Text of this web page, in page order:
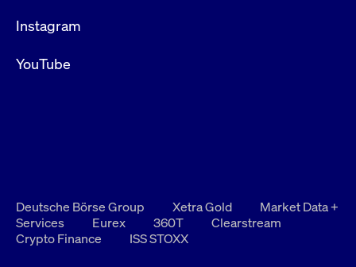
Instagram
YouTube
Deutsche Börse Group Xetra Gold
Market Data +
Services
Eurex 360T
Clearstream
Crypto Finance
ISS STOXX